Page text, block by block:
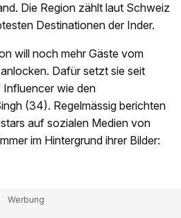
Die Region zählt laut Schweiz
Destinationen der Inder.
will noch mehr Gäste vom
Dafür setzt sie seit
Influencer wie den
(34). Regelmässig berichten
auf sozialen Medien von
im Hintergrund ihrer Bilder: